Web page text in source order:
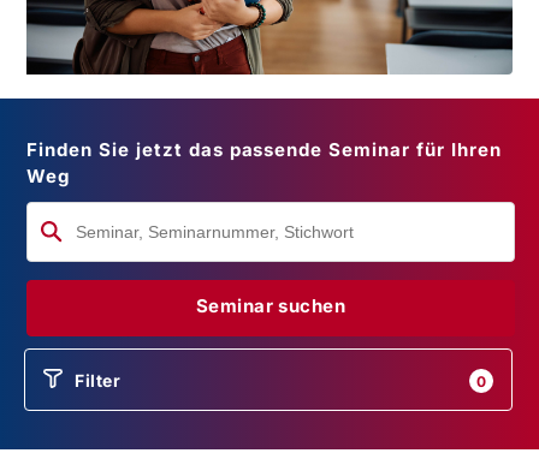
Finden Sie jetzt das passende Seminar für Ihren
Weg
Seminar suchen
Filter 0